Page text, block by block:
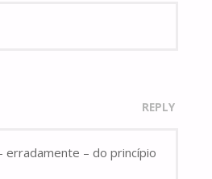
REPLY
erradamente – do princípio